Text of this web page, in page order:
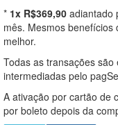
* 1x R$369,90 adiantado
mês. Mesmos
melhor.
Todas as transações
intermediadas pelo
A ativação por cartão de
por boleto depois da